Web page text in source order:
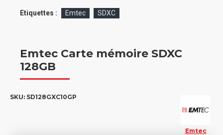
Etiquettes : Emtec SDXC
Emtec Carte mémoire SDXC
128GB
SKU: SD128GXC10GP
Emtec